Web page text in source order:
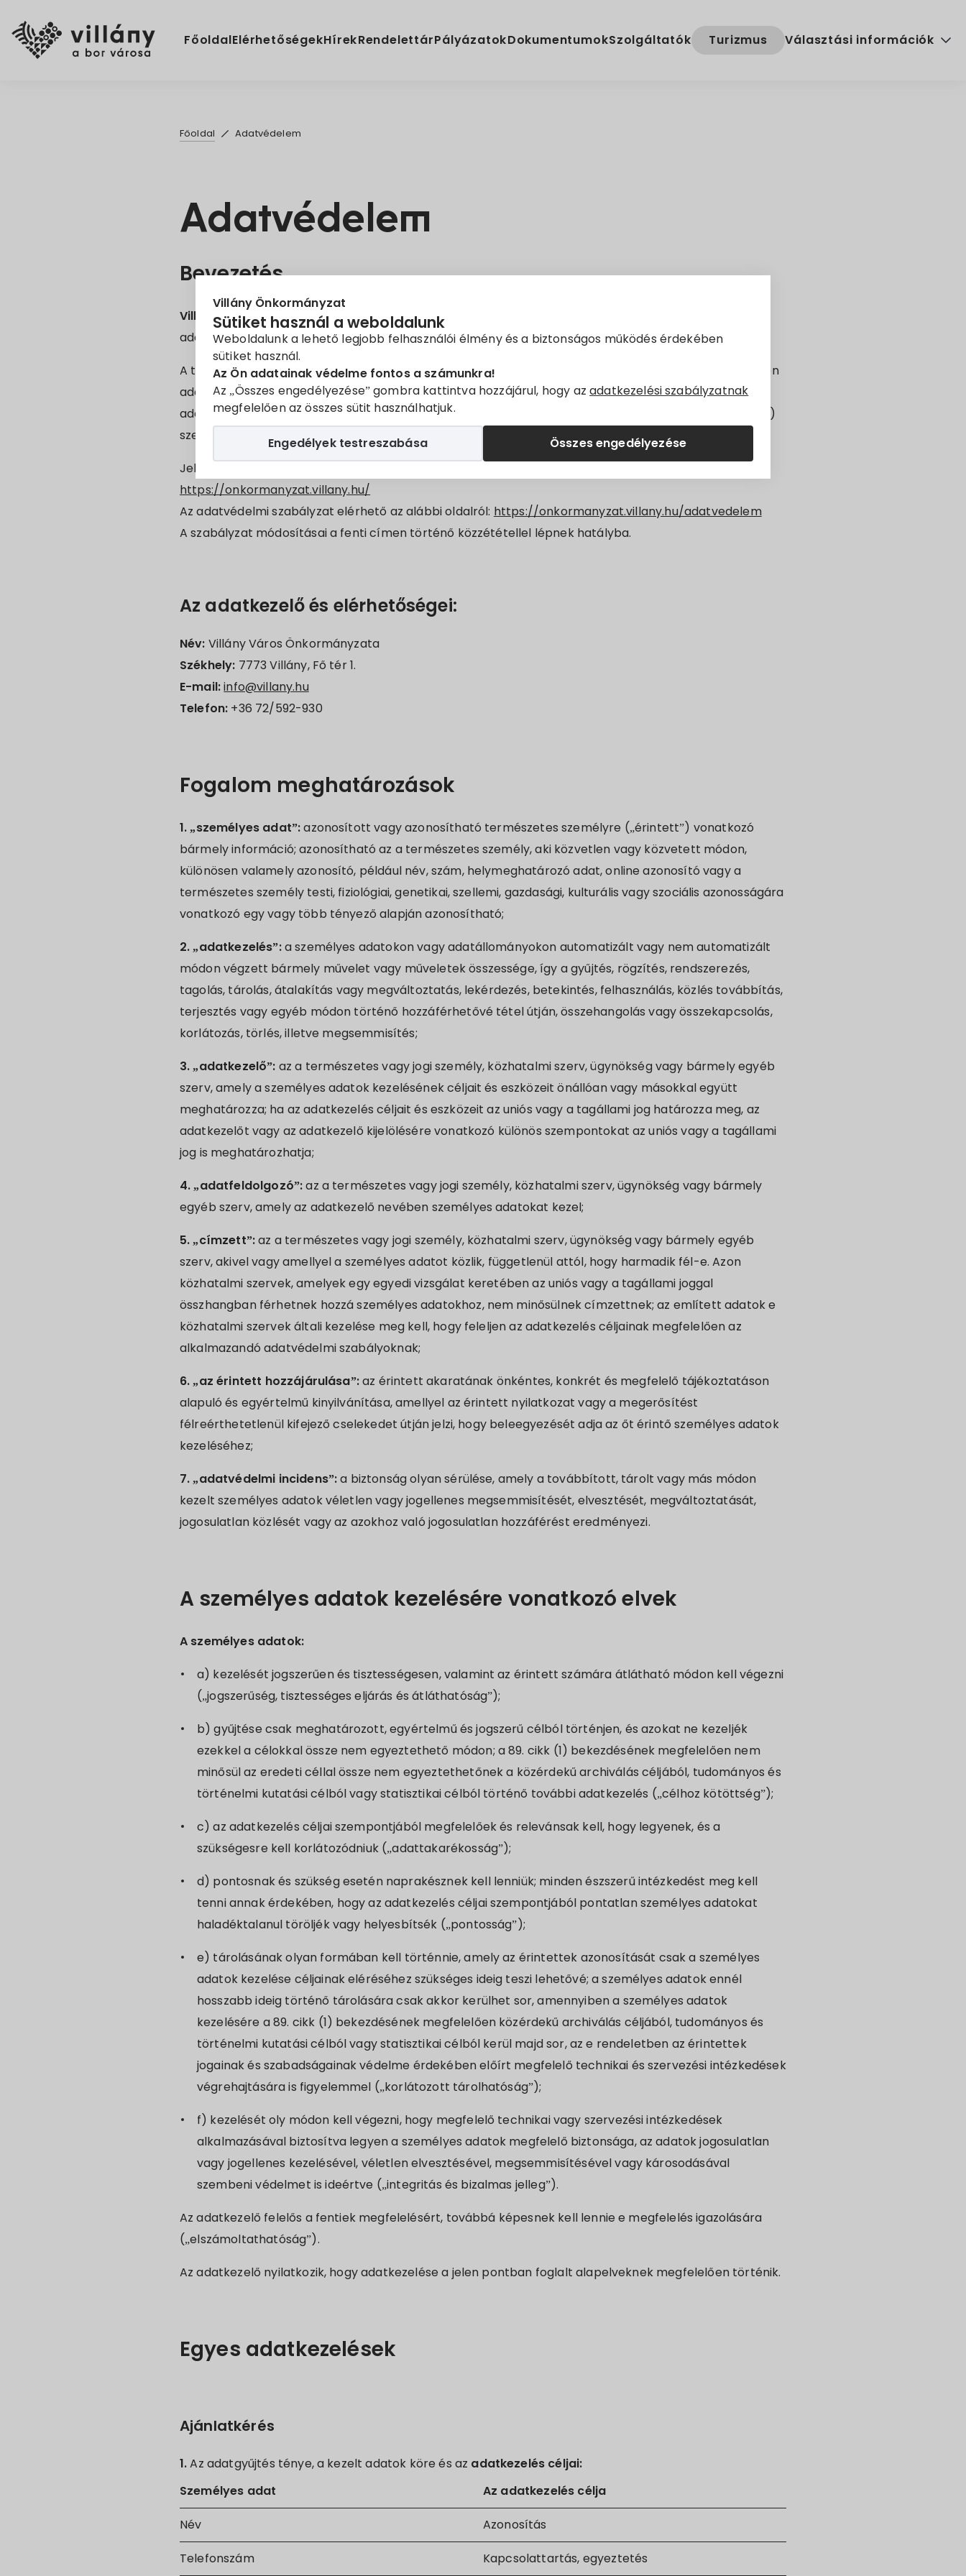
Villány Önkormányzat
Sütiket használ a weboldalunk
Weboldalunk a lehető legjobb felhasználói élmény és a biztonságos működés érdekében
sütiket használ.
Az Ön adatainak védelme fontos a számunkra!
Az „Összes engedélyezése” gombra kattintva hozzájárul, hogy azadatkezelési szabályzatnak
megfelelően az összes sütit használhatjuk.
Összes engedélyezése
Engedélyek testreszabása
FőoldalElérhetőségekHírekRendelettárPályázatokDokumentumokSzolgáltatók Turizmus Választási információk
Főoldal Adatvédelem
Adatvédelem
Bevezetés
Villány Város Önkormányzata(székhely: 7773 Villány, Fő tér 1.), (a továbbiakban: Szolgáltató,
adatkezelő) alá veti magát a következő szabályzatnak:
A természetes személyeknek a személyes adatok kezelése tekintetében történő védelméről és az ilyen
adatok szabad áramlásáról, valamint a 95/46/EK rendelet hatályon kívül helyezéséről (általános
adatvédelmi rendelet) AZ EURÓPAI PARLAMENT ÉS A TANÁCS (EU) 2016/679 RENDELETE (2016. április 27.)
szerint az alábbi tájékoztatást adjuk.
Jelen adatvédelmi szabályzat az alábbi oldalak adatkezelését szabályozza:
https://onkormanyzat.villany.hu/
Az adatvédelmi szabályzat elérhető az alábbi oldalról: https://onkormanyzat.villany.hu/adatvedelem
A szabályzat módosításai a fenti címen történő közzététellel lépnek hatályba.
Az adatkezelő és elérhetőségei:
Név: Villány Város Önkormányzata
Székhely: 7773 Villány, Fő tér 1.
E-mail:info@villany.hu
Telefon: +36 72/592-930
Fogalom meghatározások
1. „személyes adat”:azonosított vagy azonosítható természetes személyre („érintett”) vonatkozó
bármely információ; azonosítható az a természetes személy, aki közvetlen vagy közvetett módon,
különösen valamely azonosító, például név, szám, helymeghatározó adat, online azonosító vagy a
természetes személy testi, fiziológiai, genetikai, szellemi, gazdasági, kulturális vagy szociális azonosságára
vonatkozó egy vagy több tényező alapján azonosítható;
2. „adatkezelés”:a személyes adatokon vagy adatállományokon automatizált vagy nem automatizált
módon végzett bármely művelet vagy műveletek összessége, így a gyűjtés, rögzítés, rendszerezés,
tagolás, tárolás, átalakítás vagy megváltoztatás, lekérdezés, betekintés, felhasználás, közlés továbbítás,
terjesztés vagy egyéb módon történő hozzáférhetővé tétel útján, összehangolás vagy összekapcsolás,
korlátozás, törlés, illetve megsemmisítés;
3. „adatkezelő”: az a természetes vagy jogi személy, közhatalmi szerv, ügynökség vagy bármely egyéb
szerv, amely a személyes adatok kezelésének céljait és eszközeit önállóan vagy másokkal együtt
meghatározza; ha az adatkezelés céljait és eszközeit az uniós vagy a tagállami jog határozza meg, az
adatkezelőt vagy az adatkezelő kijelölésére vonatkozó különös szempontokat az uniós vagy a tagállami
jog is meghatározhatja;
4. „adatfeldolgozó”:az a természetes vagy jogi személy, közhatalmi szerv, ügynökség vagy bármely
egyéb szerv, amely az adatkezelő nevében személyes adatokat kezel;
5. „címzett”:az a természetes vagy jogi személy, közhatalmi szerv, ügynökség vagy bármely egyéb
szerv, akivel vagy amellyel a személyes adatot közlik, függetlenül attól, hogy harmadik fél-e. Azon
közhatalmi szervek, amelyek egy egyedi vizsgálat keretében az uniós vagy a tagállami joggal
összhangban férhetnek hozzá személyes adatokhoz, nem minősülnek címzettnek; az említett adatok e
közhatalmi szervek általi kezelése meg kell, hogy feleljen az adatkezelés céljainak megfelelően az
alkalmazandó adatvédelmi szabályoknak;
6. „az érintett hozzájárulása”:az érintett akaratának önkéntes, konkrét és megfelelő tájékoztatáson
alapuló és egyértelmű kinyilvánítása, amellyel az érintett nyilatkozat vagy a megerősítést
félreérthetetlenül kifejező cselekedet útján jelzi, hogy beleegyezését adja az őt érintő személyes adatok
kezeléséhez;
7. „adatvédelmi incidens”:a biztonság olyan sérülése, amely a továbbított, tárolt vagy más módon
kezelt személyes adatok véletlen vagy jogellenes megsemmisítését, elvesztését, megváltoztatását,
jogosulatlan közlését vagy az azokhoz való jogosulatlan hozzáférést eredményezi.
A személyes adatok kezelésére vonatkozó elvek
A személyes adatok:
a) kezelését jogszerűen és tisztességesen, valamint az érintett számára átlátható módon kell végezni
(„jogszerűség, tisztességes eljárás és átláthatóság”);
b) gyűjtése csak meghatározott, egyértelmű és jogszerű célból történjen, és azokat ne kezeljék
ezekkel a célokkal össze nem egyeztethető módon; a 89. cikk (1) bekezdésének megfelelően nem
minősül az eredeti céllal össze nem egyeztethetőnek a közérdekű archiválás céljából, tudományos és
történelmi kutatási célból vagy statisztikai célból történő további adatkezelés („célhoz kötöttség”);
c) az adatkezelés céljai szempontjából megfelelőek és relevánsak kell, hogy legyenek, és a
szükségesre kell korlátozódniuk („adattakarékosság”);
d) pontosnak és szükség esetén naprakésznek kell lenniük; minden észszerű intézkedést meg kell
tenni annak érdekében, hogy az adatkezelés céljai szempontjából pontatlan személyes adatokat
haladéktalanul töröljék vagy helyesbítsék („pontosság”);
e) tárolásának olyan formában kell történnie, amely az érintettek azonosítását csak a személyes
adatok kezelése céljainak eléréséhez szükséges ideig teszi lehetővé; a személyes adatok ennél
hosszabb ideig történő tárolására csak akkor kerülhet sor, amennyiben a személyes adatok
kezelésére a 89. cikk (1) bekezdésének megfelelően közérdekű archiválás céljából, tudományos és
történelmi kutatási célból vagy statisztikai célból kerül majd sor, az e rendeletben az érintettek
jogainak és szabadságainak védelme érdekében előírt megfelelő technikai és szervezési intézkedések
végrehajtására is figyelemmel („korlátozott tárolhatóság”);
f) kezelését oly módon kell végezni, hogy megfelelő technikai vagy szervezési intézkedések
alkalmazásával biztosítva legyen a személyes adatok megfelelő biztonsága, az adatok jogosulatlan
vagy jogellenes kezelésével, véletlen elvesztésével, megsemmisítésével vagy károsodásával
szembeni védelmet is ideértve („integritás és bizalmas jelleg”).
Az adatkezelő felelős a fentiek megfelelésért, továbbá képesnek kell lennie e megfelelés igazolására
(„elszámoltathatóság”).
Az adatkezelő nyilatkozik, hogy adatkezelése a jelen pontban foglalt alapelveknek megfelelően történik.
Egyes adatkezelések
Ajánlatkérés
1.Az adatgyűjtés ténye, a kezelt adatok köre és az adatkezelés céljai:
Személyes adat
Az adatkezelés célja
Név Azonosítás
Telefonszám Kapcsolattartás, egyeztetés